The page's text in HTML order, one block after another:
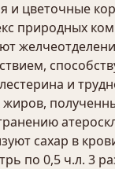
и цветочные
природных
и
сахар в
по 0,5 ч.л. 3